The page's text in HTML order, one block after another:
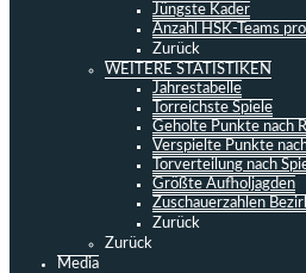
Jüngste Kader
Anzahl HSK-Teams
Zurück
WEITERE STATISTIKEN
Jahrestabelle
Torreichste Spiele
Geholte Punkte nach
Verspielte Punkte
Torverteilung nach
Größte Aufholjagden
Zuschauerzahlen
Zurück
Zurück
Media